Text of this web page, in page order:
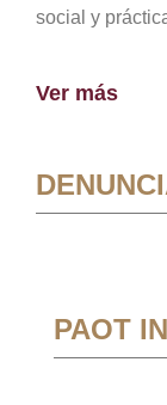
social y
Ver más
PAOT